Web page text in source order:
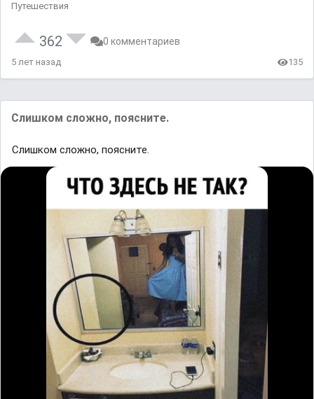
Путешествия
362 0 комментариев
5 лет назад 135
Слишком сложно, поясните.
Слишком сложно, поясните.